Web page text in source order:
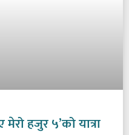
हजुर ५’को यात्रा